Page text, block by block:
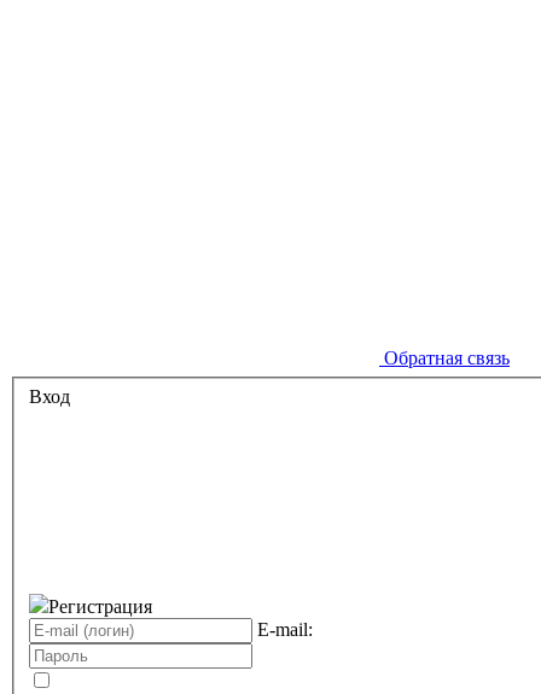
Обратная связь
Вход
Регистрация
E-mail: